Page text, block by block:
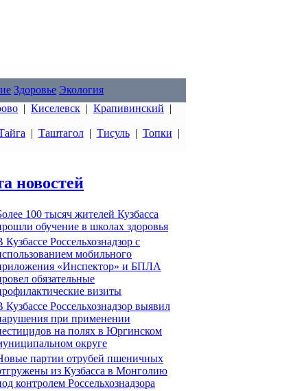
Здоровье Экология
| Киселевск | Крапивинский |
| Таштагол| Тисуль| Топки |
новостей
100 тысяч жителей Кузбасса
обучение в школах здоровья
Кузбассе Россельхознадзор с
мобильного
«Инспектор» и БПЛА
обязательные
визиты
Кузбассе Россельхознадзор выявил
при применении
на полях в Юргинском
округе
партии отрубей пшеничных
из Кузбасса в Монголию
контролем Россельхознадзора